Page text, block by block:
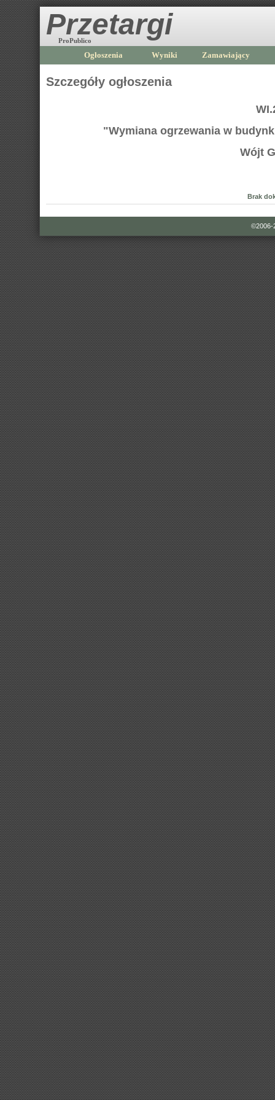
Przetargi
ProPublico
Ogłoszenia Wyniki Zamawiający
Szczegóły ogłoszenia
"Wymiana ogrzewania w
Wójt
Brak
©2006-